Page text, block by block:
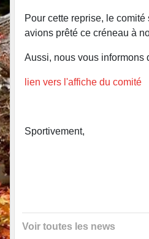
Pour cette reprise, le
avions prêté ce créneau à
Aussi, nous vous informons
lien vers l'affiche du comité
Sportivement,
Voir toutes les news